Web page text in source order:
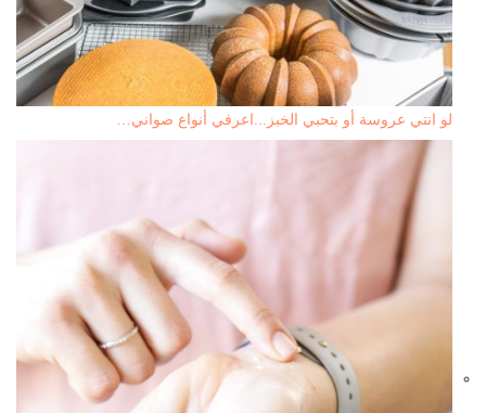
لو انتي عروسة أو بتحبي الخبز...اعرفي أنواع صواني…